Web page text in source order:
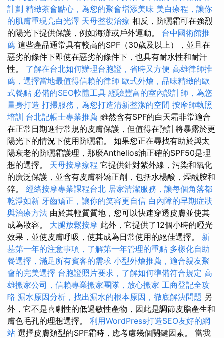
計劃 精緻茶會點心，為您的聚會增添美味 美白療程，讓你
的肌膚重現亮白光澤 天母整復治療 相反，防曬霜可在強烈
的陽光下提供保護，例如海灘或戶外運動。 台中國術館推
薦 這些產品通常具有較高的SPF（30歲及以上），並且在
惡劣的條件下即使在惡劣的條件下，也具有耐水性和耐汗
性。 了解在台北如何辦理台胞證，省時又方便 高雄律師推
薦，選擇當地最值得信賴的律師 歐式外燴，品味精緻的歐
式餐點 必備的SEO軟體工具 經驗豐富的室內設計師，為您
量身打造 打掃服務，為您打造清新整潔的空間 按摩師執照
培訓 台北記帳士專業推薦 雖然含有SPF的白天霜非常適合
在正常日期進行常規的皮膚保護，但值得在預計將暴露於更
陽光下的情況下使用防曬霜。 如果您正在尋找有助於與太
陽衰老的防曬霜護理，那麼Anthelios油正確的SPF50是理
想的選擇。 天母按摩療程 它提供針對紫外線，污染和氧化
的廣泛保護，並含有皮膚科矯正劑，包括水楊酸，煙酰胺和
鋅。 經絡按摩專業課程台北 居家清潔服務，讓每個角落都
乾淨如新 牙齒矯正，讓你的笑容更自信 白內障的早期症狀
與治療方法 由於其輕質質地，您可以快速穿透皮膚並使其
成為妝容。 大腿放鬆按摩 此外，它提供了12個小時的啞光
效果，並使皮膚呼吸，使其成為日常使用的絕佳選擇。 新
墓第一年的注意事項，了解第一年管理的重點 多樣化自助
餐選擇，滿足所有賓客的需求 小型外燴推薦，適合親友聚
會的完美選擇 台胞證照片要求，了解如何準備符合規定 高
雄搬家公司，信賴專業搬家團隊，放心搬家 工商登記全攻
略 漏水原因分析，找出漏水的根本原因，徹底解決問題 另
外，它不是喜劇性的低過敏性產物，因此是調節皮脂產生和
膚色毛孔的理想選擇。 利用WordPress打造SEO友好的網
站 選擇皮膚類型的SPF霜時，應考慮幾個關鍵因素。 當我